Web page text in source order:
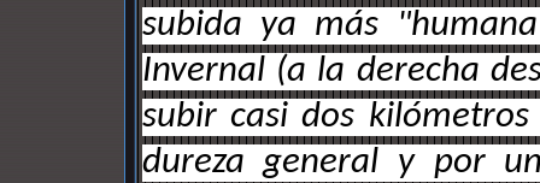
subida ya más
Invernal (a la derecha
subir casi dos
dureza general y por